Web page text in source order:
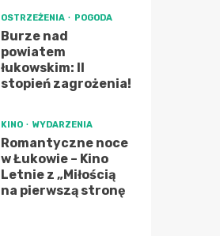
OSTRZEŻENIA POGODA
Burze nad
powiatem
łukowskim: II
stopień zagrożenia!
KINO WYDARZENIA
Romantyczne noce
w Łukowie – Kino
Letnie z „Miłością
na pierwszą stronę